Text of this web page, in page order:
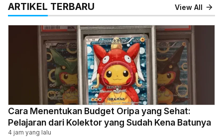
ARTIKEL TERBARU View All
Cara Menentukan Budget Oripa yang Sehat:
Pelajaran dari Kolektor yang Sudah Kena Batunya
4 jam yang lalu